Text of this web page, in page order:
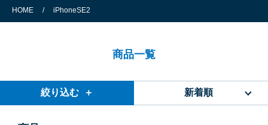
HOME / iPhoneSE2
商品一覧
絞り込む ＋ 新着順